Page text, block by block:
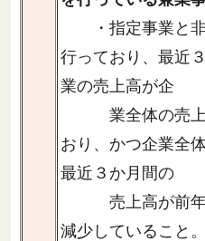
・指定事業と
行っており、最近
業の売上高が企
業全体の売上
おり、かつ企業全
最近３か月間の
売上高が前年
減少していること。